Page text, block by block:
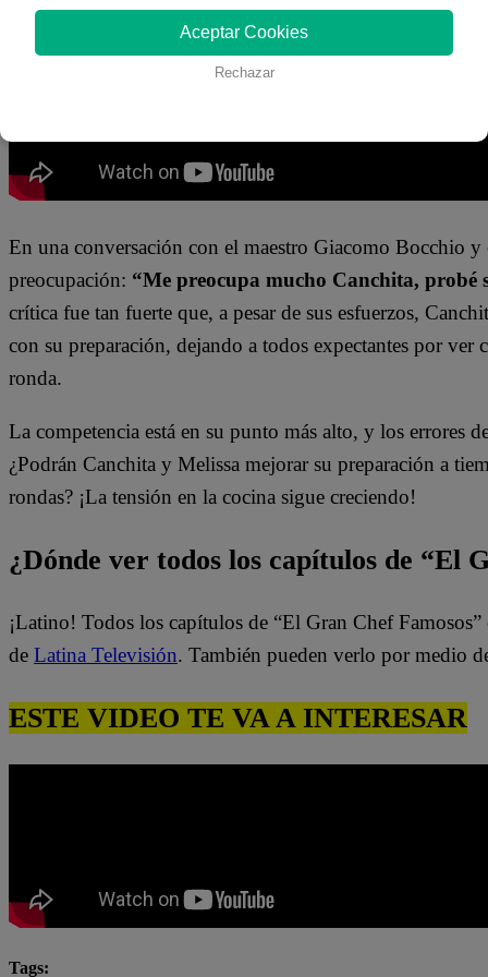
En una conversación con el maestro Giacomo Bocchio
preocupación: “Me preocupa mucho Canchita,
crítica fue tan fuerte que, a pesar de sus esfuerzos,
con su preparación, dejando a todos expectantes por
ronda.
La competencia está en su punto más alto, y los errores
¿Podrán Canchita y Melissa mejorar su preparación a
rondas? ¡La tensión en la cocina sigue creciendo!
¿Dónde ver todos los capítulos de “El
¡Latino! Todos los capítulos de “El Gran Chef
de Latina Televisión. También pueden verlo por medio
ESTE VIDEO TE VA A INTERESAR
Tags:
Aceptar Cookies
Rechazar